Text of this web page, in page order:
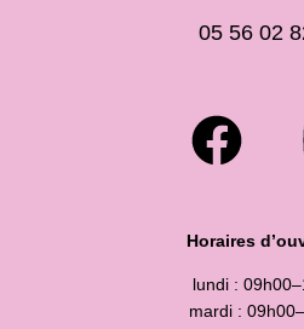
05 56 02
Horaires
lundi :
mardi :